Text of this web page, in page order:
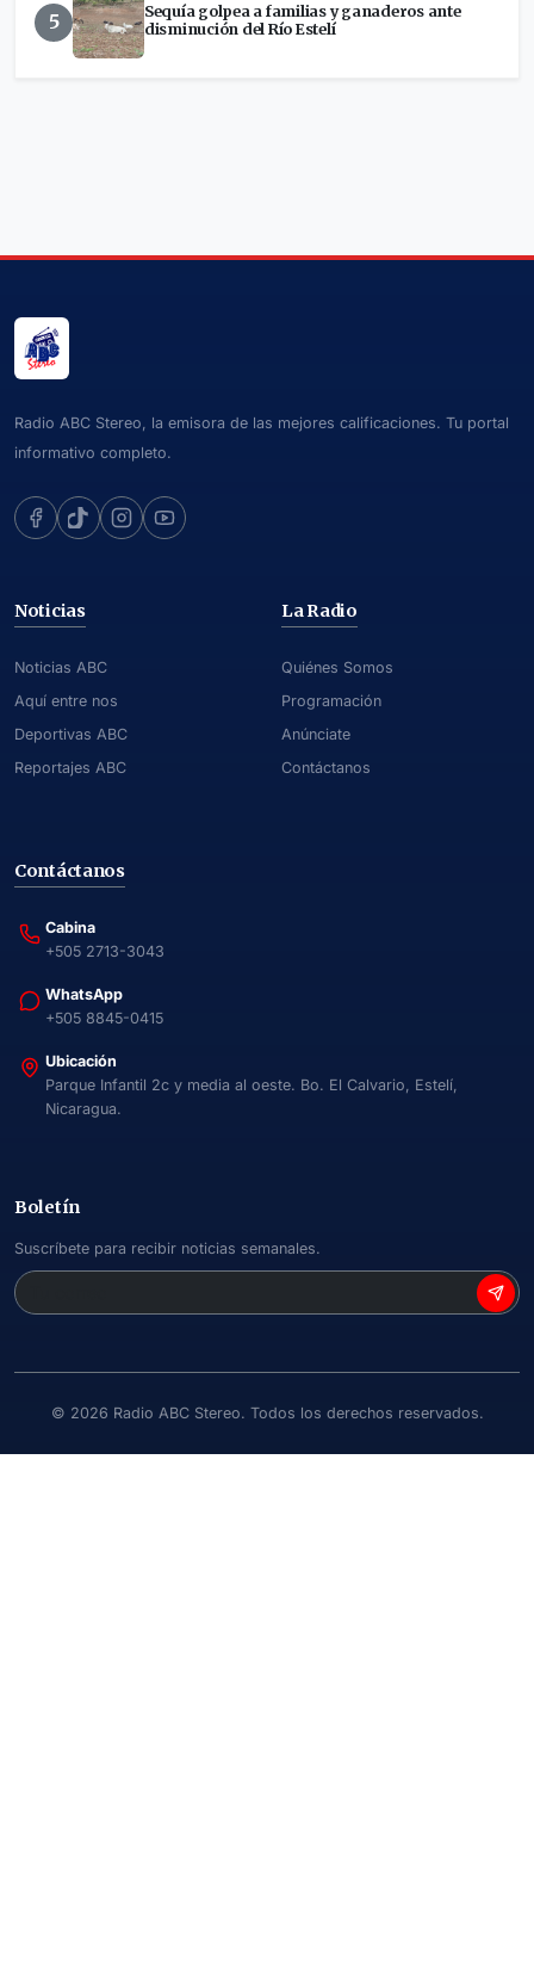
5
Sequía golpea a familias y ganaderos ante
disminución del Río Estelí
Radio ABC Stereo, la emisora de las mejores calificaciones. Tu portal
informativo completo.
Noticias
Noticias ABC
Aquí entre nos
Deportivas ABC
Reportajes ABC
La Radio
Quiénes Somos
Programación
Anúnciate
Contáctanos
Contáctanos
Cabina
+505 2713-3043
WhatsApp
+505 8845-0415
Ubicación
Parque Infantil 2c y media al oeste. Bo. El Calvario, Estelí,
Nicaragua.
Boletín
Suscríbete para recibir noticias semanales.
© 2026 Radio ABC Stereo. Todos los derechos reservados.